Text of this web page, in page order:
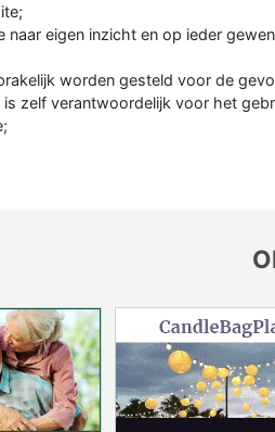
naar eigen inzicht en op ieder
worden gesteld voor de
zelf verantwoordelijk voor het